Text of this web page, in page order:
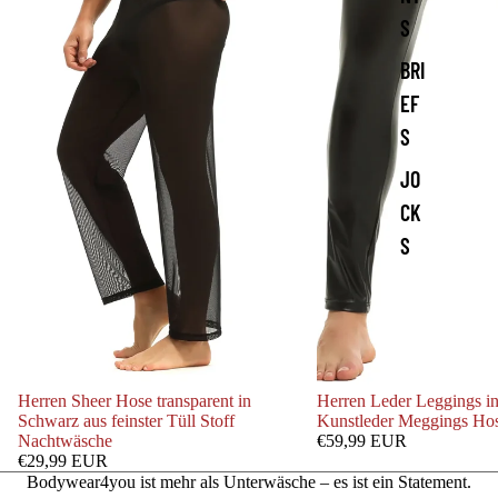
S
BRI
EF
S
JO
CK
S
Herren Sheer Hose transparent in
Schwarz aus feinster Tüll Stoff
Nachtwäsche
€29,99 EUR
Herren Leder Leggings
Kunstleder Meggings
€59,99 EUR
Bodywear4you ist mehr als Unterwäsche – es ist ein Statement.